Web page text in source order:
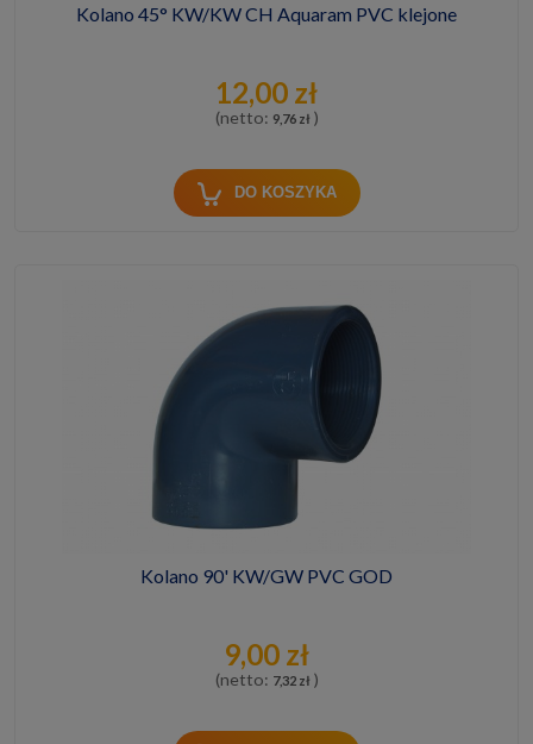
Kolano 45° KW/KW CH Aquaram PVC klejone
12,00 zł
(netto: 9,76 zł )
DO KOSZYKA
Kolano 90' KW/GW PVC GOD
9,00 zł
(netto: 7,32 zł )